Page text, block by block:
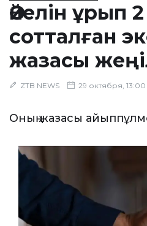
Әйелін ұрып
сотталған
жазасы
ZTB NEWS 29 октября, 13:00
Оның жазасы